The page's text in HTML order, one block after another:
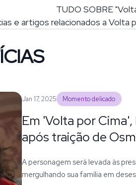
TUDO SOBRE
e artigos relacionados a Volta
Jan 17, 2025 Momento delicado
Em 'Volta por
após traição de
A personagem será levada às
mergulhando sua família em